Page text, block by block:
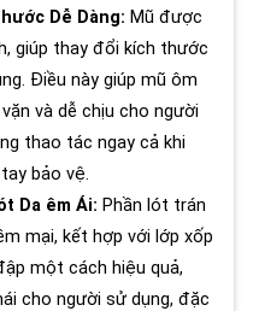
Dễ Dàng: Mũ được
giúp thay đổi kích thước
Điều này giúp mũ ôm
và dễ chịu cho người
thao tác ngay cả khi
bảo vệ.
Da êm Ái: Phần lót trán
mại, kết hợp với lớp xốp
một cách hiệu quả,
cho người sử dụng, đặc